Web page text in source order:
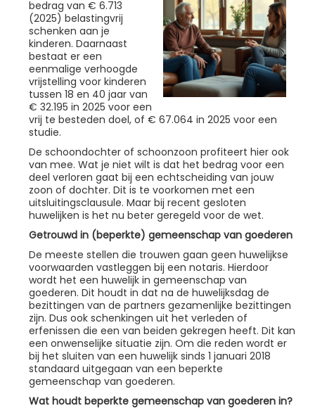
bedrag van € 6.713
(2025) belastingvrij
schenken aan je
kinderen. Daarnaast
bestaat er een
eenmalige verhoogde
vrijstelling voor kinderen
tussen 18 en 40 jaar van
€ 32.195 in 2025 voor een
vrij te besteden doel, of € 67.064 in 2025 voor een
studie.
De schoondochter of schoonzoon profiteert hier ook
van mee. Wat je niet wilt is dat het bedrag voor een
deel verloren gaat bij een echtscheiding van jouw
zoon of dochter. Dit is te voorkomen met een
uitsluitingsclausule. Maar bij recent gesloten
huwelijken is het nu beter geregeld voor de wet.
Getrouwd in (beperkte) gemeenschap van goederen
De meeste stellen die trouwen gaan geen huwelijkse
voorwaarden vastleggen bij een notaris. Hierdoor
wordt het een huwelijk in gemeenschap van
goederen. Dit houdt in dat na de huwelijksdag de
bezittingen van de partners gezamenlijke bezittingen
zijn. Dus ook schenkingen uit het verleden of
erfenissen die een van beiden gekregen heeft. Dit kan
een onwenselijke situatie zijn. Om die reden wordt er
bij het sluiten van een huwelijk sinds 1 januari 2018
standaard uitgegaan van een beperkte
gemeenschap van goederen.
Wat houdt beperkte gemeenschap van goederen in?